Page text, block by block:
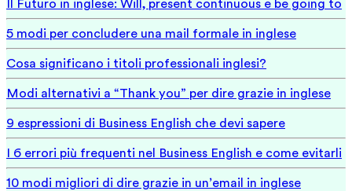
Il Futuro in inglese: Will, present continuous e be going to
5 modi per concludere una mail formale in inglese
Cosa significano i titoli professionali inglesi?
Modi alternativi a “Thank you” per dire grazie in inglese
9 espressioni di Business English che devi sapere
I 6 errori più frequenti nel Business English e come evitarli
10 modi migliori di dire grazie in un’email in inglese